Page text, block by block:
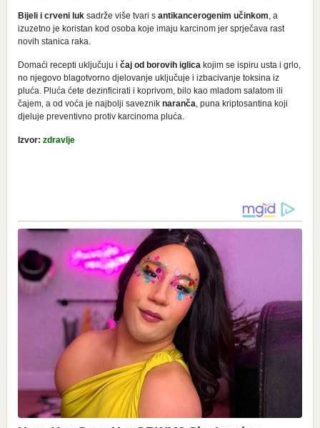
Bijeli i crveni luksadrže više tvari s antikancerogenim učinkom , a
izuzetno je koristan kod osoba koje imaju karcinom jer sprječava rast
novih stanica raka.
Domaći recepti uključuju i čaj od borovih iglica kojim se ispiru usta i grlo,
no njegovo blagotvorno djelovanje uključuje i izbacivanje toksina iz
pluća. Pluća ćete dezinficirati i koprivom, bilo kao mladom salatom ili
čajem, a od voća je najbolji savezniknaranča , puna kriptosantina koji
djeluje preventivno protiv karcinoma pluća.
Izvor: zdravlje